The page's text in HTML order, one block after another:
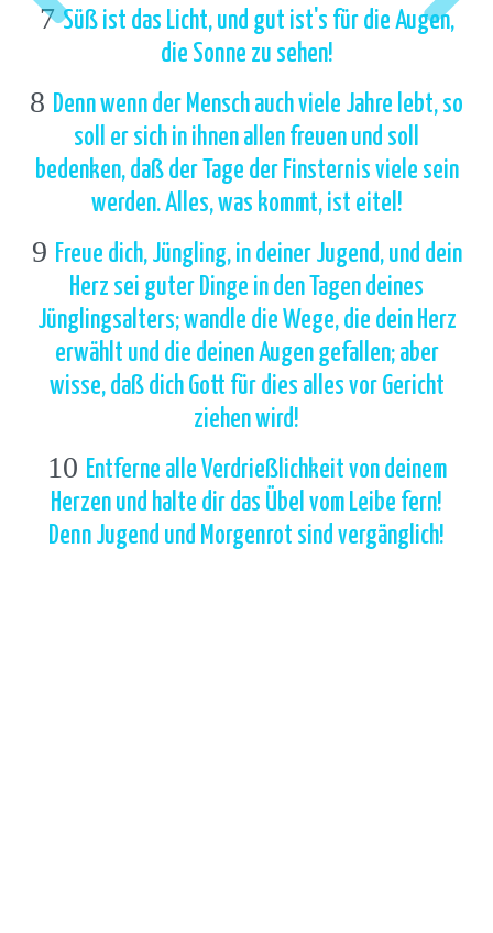
7 Süß ist das Licht, und gut ist's für die Augen,
die Sonne zu sehen!
8 Denn wenn der Mensch auch viele Jahre lebt, so
soll er sich in ihnen allen freuen und soll
bedenken, daß der Tage der Finsternis viele sein
werden. Alles, was kommt, ist eitel!
9 Freue dich, Jüngling, in deiner Jugend, und dein
Herz sei guter Dinge in den Tagen deines
Jünglingsalters; wandle die Wege, die dein Herz
erwählt und die deinen Augen gefallen; aber
wisse, daß dich Gott für dies alles vor Gericht
ziehen wird!
10 Entferne alle Verdrießlichkeit von deinem
Herzen und halte dir das Übel vom Leibe fern!
Denn Jugend und Morgenrot sind vergänglich!